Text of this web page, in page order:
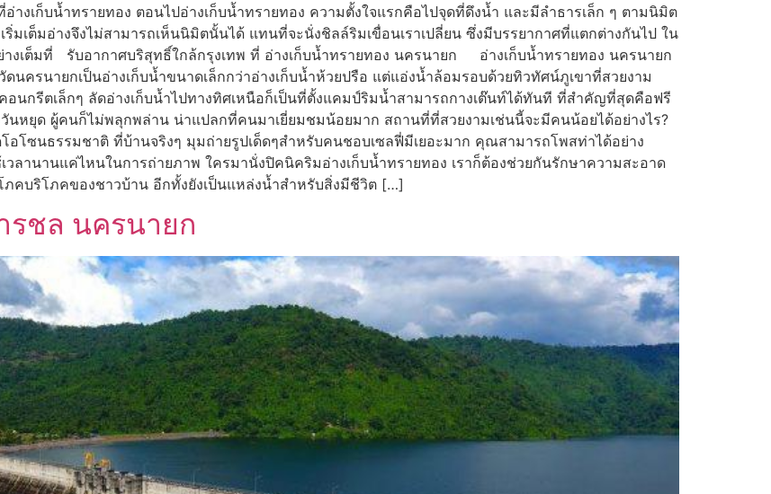
างเก็บน้ำทรายทอง ตอนไปอ่างเก็บน้ำทรายทอง ความตั้งใจแรกคือไปจุดที่ดึงน้ำ และมีลำธารเล็ก ๆ ตามนิมิต
เต็มอ่างจึงไม่สามารถเห็นนิมิตนั้นได้ แทนที่จะนั่งชิลล์ริมเขื่อนเราเปลี่ยน ซึ่งมีบรรยากาศที่แตกต่างกันไป ใน
งเต็มที่ รับอากาศบริสุทธิ์ใกล้กรุงเทพ ที่ อ่างเก็บน้ำทรายทอง นครนายก อ่างเก็บน้ำทรายทอง นครนายก
นครนายกเป็นอ่างเก็บน้ำขนาดเล็กกว่าอ่างเก็บน้ำห้วยปรือ แต่แอ่งน้ำล้อมรอบด้วยทิวทัศน์ภูเขาที่สวยงาม
นกรีตเล็กๆ ลัดอ่างเก็บน้ำไปทางทิศเหนือก็เป็นที่ตั้งแคมป์ริมน้ำสามารถกางเต๊นท์ได้ทันที ที่สำคัญที่สุดคือฟรี
นหยุด ผู้คนก็ไม่พลุกพล่าน น่าแปลกที่คนมาเยี่ยมชมน้อยมาก สถานที่ที่สวยงามเช่นนี้จะมีคนน้อยได้อย่างไร?
อโซนธรรมชาติ ที่บ้านจริงๆ มุมถ่ายรูปเด็ดๆสำหรับคนชอบเซลฟี่มีเยอะมาก คุณสามารถโพสท่าได้อย่าง
วลานานแค่ไหนในการถ่ายภาพ ใครมานั่งปิคนิคริมอ่างเก็บน้ำทรายทอง เราก็ต้องช่วยกันรักษาความสะอาด
คบริโภคของชาวบ้าน อีกทั้งยังเป็นแหล่งน้ำสำหรับสิ่งมีชีวิต […]
รชล นครนายก